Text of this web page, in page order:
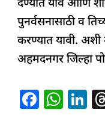
देण्यात यावे आणि
पुनर्वसनासाठी व
करण्यात यावी. अशी
अहमदनगर जिल्हा
F W Li